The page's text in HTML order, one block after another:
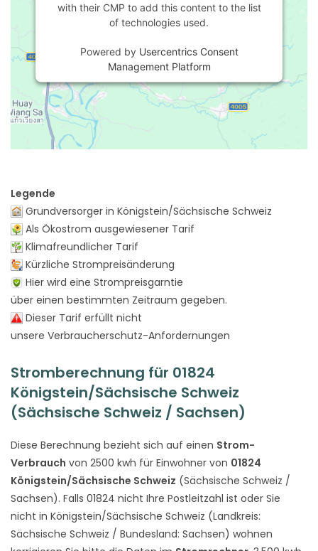
with their CMP to add this content to the list
of technologies used.
Powered by Usercentrics Consent
Management Platform
Legende
Grundversorger in Königstein/Sächsische Schweiz
Als Ökostrom ausgewiesener Tarif
Klimafreundlicher Tarif
Kürzliche Strompreisänderung
Hier wird eine Strompreisgarntie
über einen bestimmten Zeitraum gegeben.
Dieser Tarif erfüllt nicht
unsere Verbraucherschutz-Anfordernungen
Stromberechnung für 01824
Königstein/Sächsische Schweiz
(Sächsische Schweiz / Sachsen)
Diese Berechnung bezieht sich auf einen Strom-
Verbrauch von 2500 kwh für Einwohner von 01824
Königstein/Sächsische Schweiz (Sächsische Schweiz /
Sachsen). Falls 01824 nicht Ihre Postleitzahl ist oder Sie
nicht in Königstein/Sächsische Schweiz (Landkreis:
Sächsische Schweiz / Bundesland: Sachsen) wohnen